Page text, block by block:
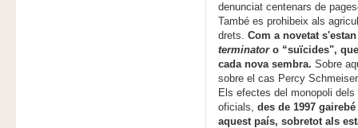
denunciat centenars de
També es prohibeix als
drets. Com a novetat
terminatoro “suïcides",
cada nova sembra. Sobre
sobre el cas Percy
Els efectes del monopoli
oficials, des de 1997
aquest país, sobretot als